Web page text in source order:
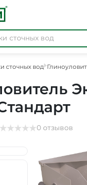
сточных вод
0 отзывов